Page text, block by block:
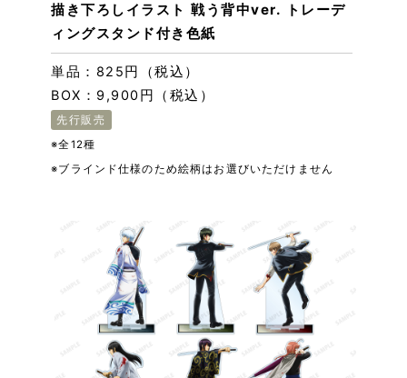
描き下ろしイラスト 戦う背中ver. トレーデ
ィングスタンド付き色紙
単品：825円（税込）
BOX：9,900円（税込）
先行販売
※全12種
※ブラインド仕様のため絵柄はお選びいただけません